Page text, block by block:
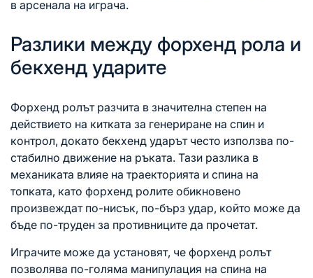
в арсенала на играча.
Разлики между форхенд рола и
бекхенд ударите
Форхенд ролът разчита в значителна степен на
действието на китката за генериране на спин и
контрол, докато бекхенд ударът често използва по-
стабилно движение на ръката. Тази разлика в
механиката влияе на траекторията и спина на
топката, като форхенд ролите обикновено
произвеждат по-нисък, по-бърз удар, който може да
бъде по-труден за противниците да прочетат.
Играчите може да установят, че форхенд ролът
позволява по-голяма манипулация на спина на